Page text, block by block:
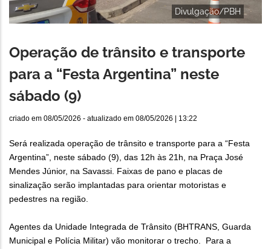
Divulgação/PBH
Operação de trânsito e transporte
para a “Festa Argentina” neste
sábado (9)
criado em 08/05/2026 - atualizado em 08/05/2026 | 13:22
Será realizada operação de trânsito e transporte para a “Festa
Argentina”, neste sábado (9), das 12h às 21h, na Praça José
Mendes Júnior, na Savassi. Faixas de pano e placas de
sinalização serão implantadas para orientar motoristas e
pedestres na região.
Agentes da Unidade Integrada de Trânsito (BHTRANS, Guarda
Municipal e Polícia Militar) vão monitorar o trecho. Para a